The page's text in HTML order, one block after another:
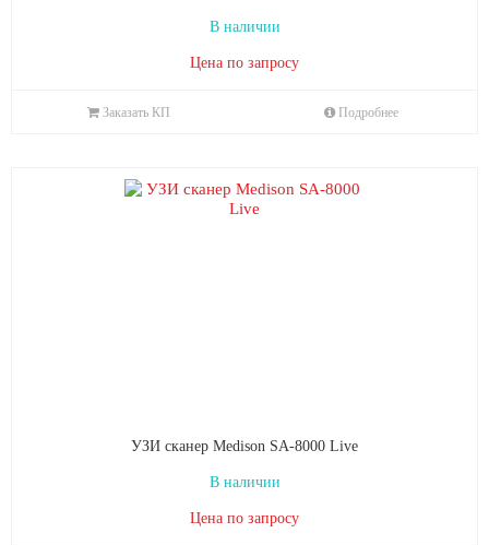
В наличии
Цена по запросу
Заказать КП Подробнее
УЗИ сканер Medison SA-8000 Live
В наличии
Цена по запросу